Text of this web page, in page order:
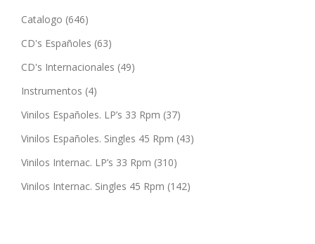
Catalogo (646)
CD's Españoles (63)
CD's Internacionales (49)
Instrumentos (4)
Vinilos Españoles. LP’s 33 Rpm (37)
Vinilos Españoles. Singles 45 Rpm (43)
Vinilos Internac. LP’s 33 Rpm (310)
Vinilos Internac. Singles 45 Rpm (142)